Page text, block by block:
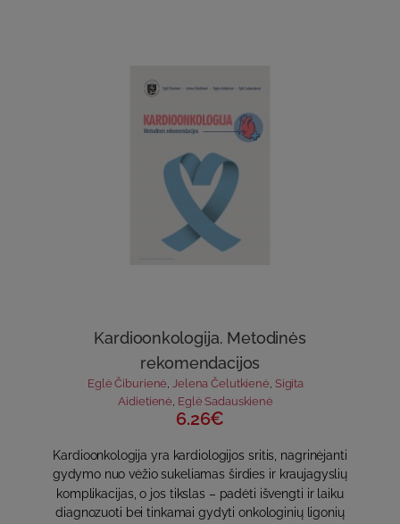
Kardioonkologija. Metodinės
rekomendacijos
Eglė Čiburienė,Jelena Čelutkienė, Sigita
Aidietienė Eglė Sadauskienė
6.26€
Kardioonkologija yra kardiologijos sritis, nagrinėjanti
gydymo nuo vėžio sukeliamas širdies ir kraujagyslių
komplikacijas, o jos tikslas – padėti išvengti ir laiku
diagnozuoti bei tinkamai gydyti onkologinių ligonių